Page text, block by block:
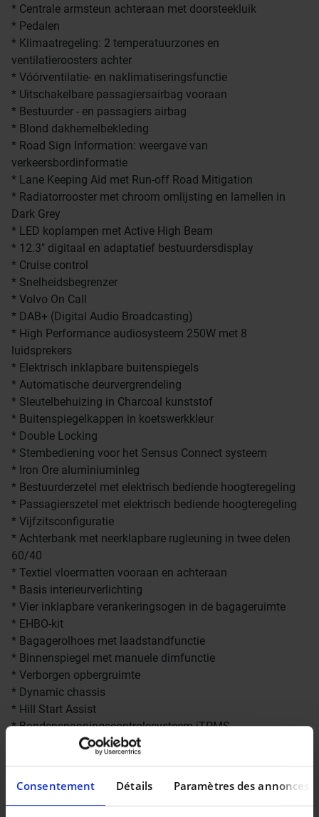
Consentement Détails Paramètres des annonces
* Centrale armsteun achteraan met doorsteekluik
* Pedalen
* Klimaatregeling: 2 temperatuurzones en
ventilatieroosters achter
* Vóórventilatie- en naklimatiseringsfunctie
* Uitschakelbare passagiersairbag vooraan
* Bestuurder - en passagiers airbag
* Blond dakhemelbekleding
* Road Sign Information: weergave van
verkeersbordinformatie
* Lane Keeping Aid met Run-off Road Mitigation
* Radiatorrooster met chroom omlijsting en lamellen in
Dark Grey
* LED koplampen met Active High Beam
* 12.3" digitaal en adaptatief bestuurdersdisplay
* Cruise control
* Snelheidsbegrenzer
* Volvo On Call
* DAB+ (Digital Audio Broadcasting)
* High Performance audiosysteem 250W met 8
luidsprekers
* Elektrisch inklapbare buitenspiegels
* Automatische deurvergrendeling
* Sleutelbehuizing in Charcoal kunststof
* Buitenspiegelkappen in koetswerkkleur
* Double Locking
* Stembediening voor het Sensus Connect systeem
* Iron Ore aluminiuminleg
* Bestuurderzetel met elektrisch bediende hoogteregeling
* Passagierszetel met elektrisch bediende hoogteregeling
* Vijfzitsconfiguratie
* Achterbank met neerklapbare rugleuning in twee delen
60/40
* Textiel vloermatten vooraan en achteraan
* Basis interieurverlichting
* Vier inklapbare verankeringsogen in de bagageruimte
* EHBO-kit
* Bagagerolhoes met laadstandfunctie
* Binnenspiegel met manuele dimfunctie
* Verborgen opbergruimte
* Dynamic chassis
* Hill Start Assist
* Bandenspanningscontrolesysteem iTPMS
* Oncoming Lane Mitigation